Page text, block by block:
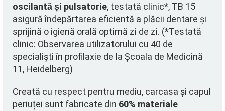
oscilantă și pulsatorie, testată clinic*, TB 15
asigură îndepărtarea eficientă a plăcii dentare și
sprijină o igienă orală optimă zi de zi. (*Testată
clinic: Observarea utilizatorului cu 40 de
specialiști în profilaxie de la Școala de Medicină
11, Heidelberg)
Creată cu respect pentru mediu, carcasa și capul
periuței sunt fabricate din 60% materiale